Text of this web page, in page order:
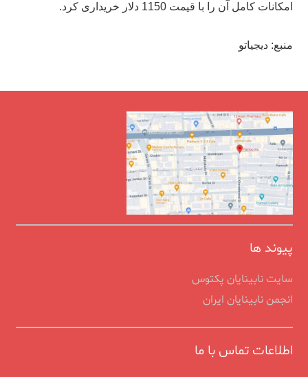
امکانات کامل آن را با قیمت 1150 دلار خریداری کرد.
منبع: دیجیاتو
پیوند ها
سایت نابینایان پکتوس
انجمن نابينايان ايران
اطلاعات تماس با ما